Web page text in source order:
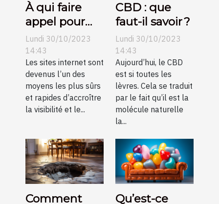
À qui faire
appel pour
une création
de sites
internet pas
chers sur
Angers ?
Lundi 30/10/2023
14:43
Les sites internet sont
devenus l’un des
moyens les plus sûrs
et rapides d’accroître
la visibilité et le...
CBD : que
faut-il savoir ?
Lundi 30/10/2023
14:43
Aujourd’hui, le CBD
est si toutes les
lèvres. Cela se traduit
par le fait qu’il est la
molécule naturelle
la...
Comment
Qu’est-ce